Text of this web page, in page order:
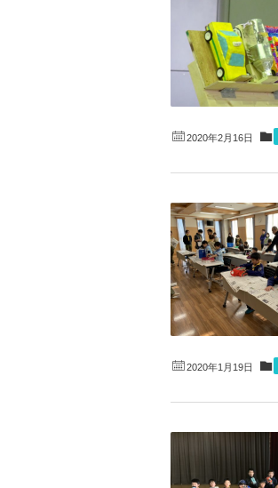
2020年2月16日
2020年1月19日